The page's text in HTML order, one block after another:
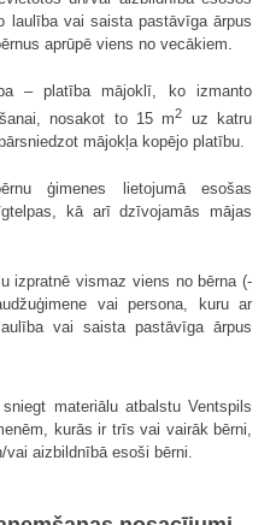
laulība vai saista pastāvīga ārpus
aprūpē viens no vecākiem.
– platība mājoklī, ko izmanto
nosakot to 15 m2
uz katru
mājokļa kopējo platību.
ģimenes lietojumā esošas
kā arī dzīvojamās mājas
izpratnē vismaz viens no bērna (-
vai persona, kuru ar
vai saista pastāvīga ārpus
materiālu atbalstu Ventspils
kurās ir trīs vai vairāk bērni,
aizbildnībā esoši bērni.